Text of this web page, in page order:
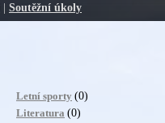
| Soutěžní úkoly
Letní sporty (0)
Literatura (0)